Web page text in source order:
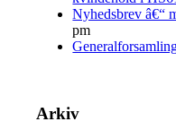
Nyhedsbrev â€“
pm
Arkiv